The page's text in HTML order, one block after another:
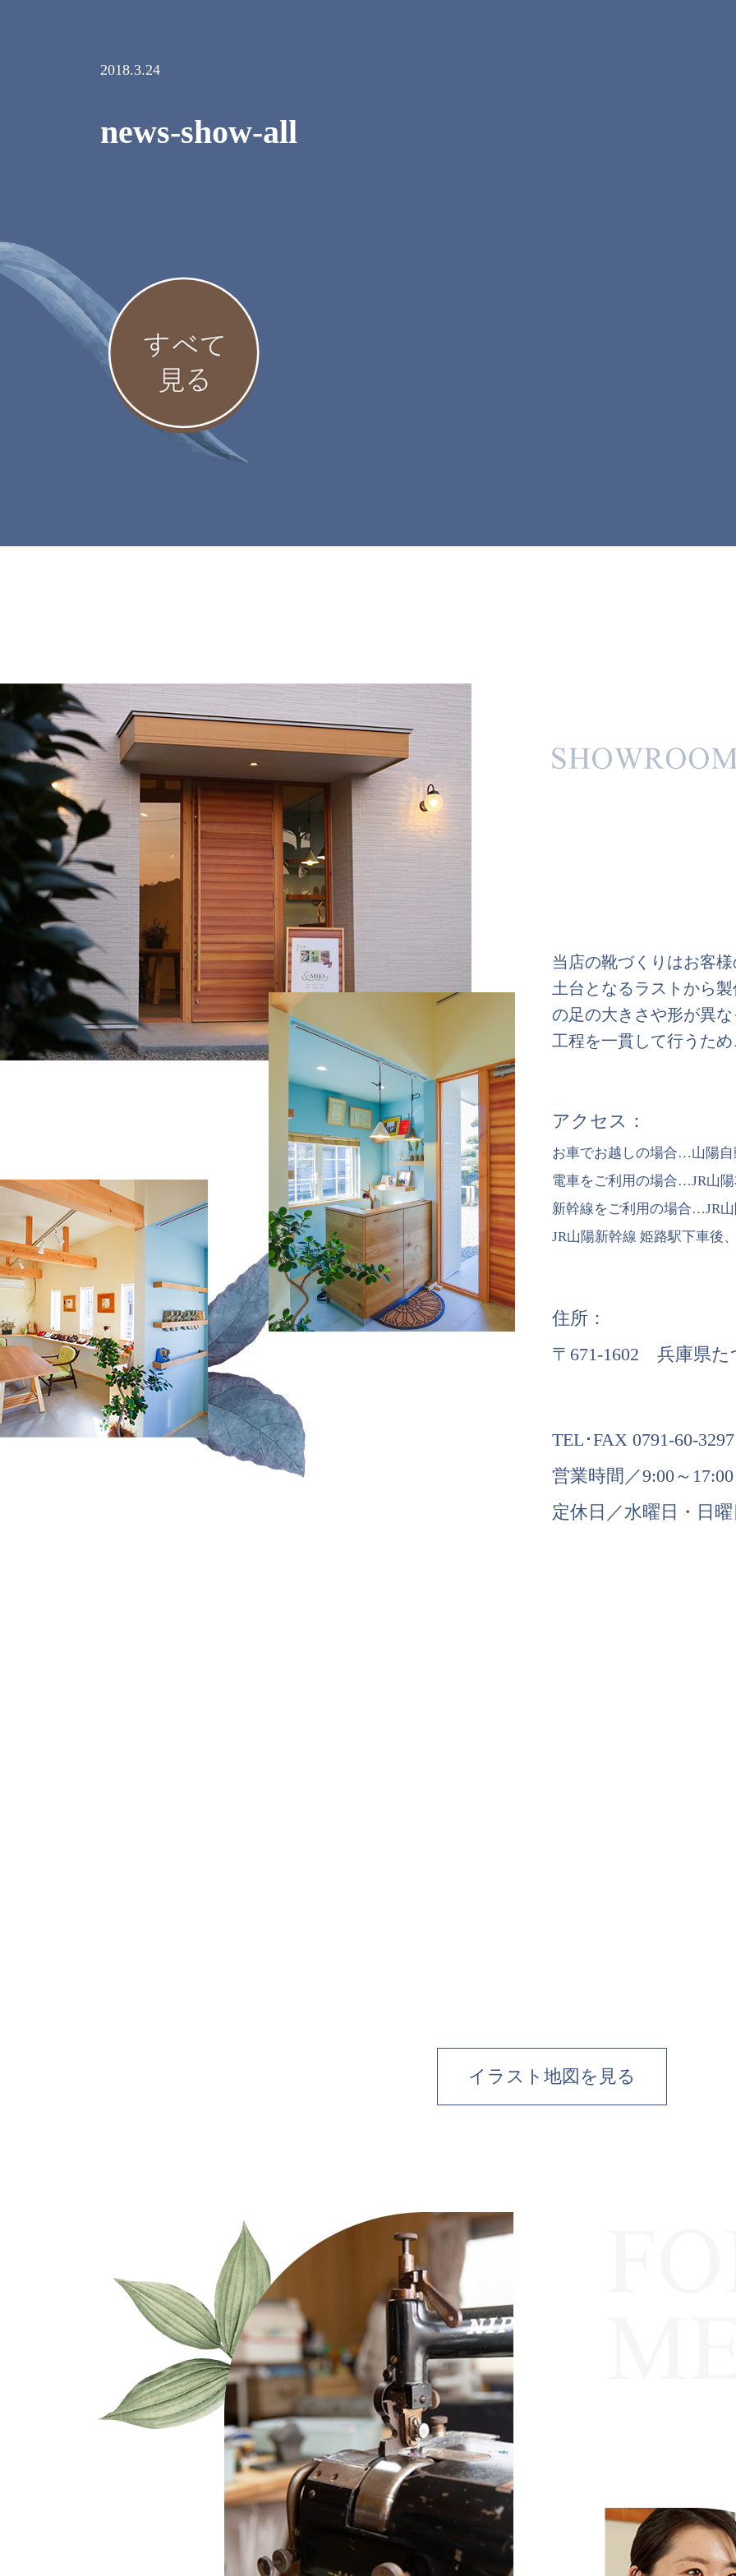
2018.3.24
news-show-all
当店の靴づくりはお客
土台となるラストから
の足の大きさや形が異
工程を一貫して行うた
アクセス：
お車でお越しの場合…山陽
電車をご利用の場合…JR山
新幹線をご利用の場合…JR
JR山陽新幹線 姫路駅下車後
住所：
〒671-1602 兵庫県た
TEL･FAX 0791-60-3297
営業時間／9:00～17:00
定休日／水曜日・日
イラスト地図を見る